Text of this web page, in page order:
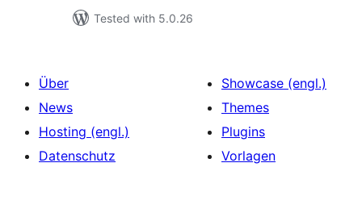
Tested with 5.0.26
Über
News
Hosting (engl.)
Datenschutz
Showcase (engl.)
Themes
Plugins
Vorlagen